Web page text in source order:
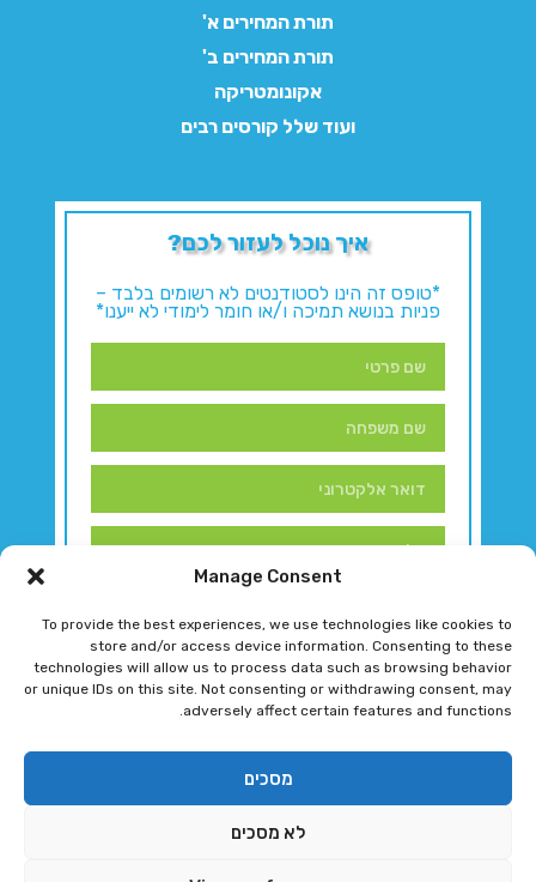
Manage Consent
To provide the best experiences, we use technologies like cookies to
store and/or access device information. Consenting to these
technologies will allow us to process data such as browsing behavior
or unique IDs on this site. Not consenting or withdrawing consent, may
adversely affect certain features and functions.
מסכים
לא מסכים
תורת המחירים א'
תורת המחירים ב'
אקונומטריקה
ועוד שלל קורסים רבים
איך נוכל לעזור לכם?
*טופס זה הינו לסטודנטים לא רשומים בלבד –
פניות בנושא תמיכה ו/או חומר לימודי לא ייענו*